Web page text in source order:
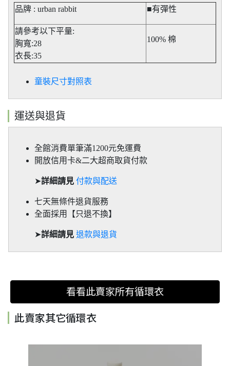
品牌 : urban rabbit ■有彈性
請參考以下平量:
胸寬:28
衣長:35
100% 棉
童裝尺寸對照表
運送與退貨
全館消費單筆滿1200元免運費
開放信用卡&二大超商取貨付款
➤詳細請見 付款與配送
七天無條件退貨服務
全面採用【只退不換】
➤詳細請見 退款與退貨
看看此賣家所有循環衣
此賣家其它循環衣